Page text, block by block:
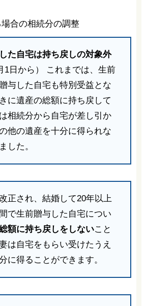
た自宅は持ち戻しの対象外
1日から） これまでは、生前
与した自宅も特別受益とな
に遺産の総額に持ち戻して
相続分から自宅が差し引か
他の遺産を十分に得られな
した。
正され、結婚して20年以上
で生前贈与した自宅につい
額に持ち戻しをしないこと
は自宅をもらい受けたうえ
に得ることができます。